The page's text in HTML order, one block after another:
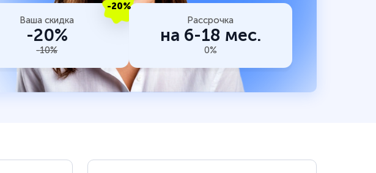
-20%
Ваша скидка
-20%
-10%
Рассрочка
на 6-18 мес.
0%